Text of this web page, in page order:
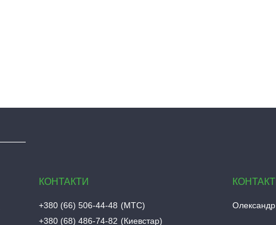
+380 (66) 506-44-48
МТС
+380 (68) 486-74-82
Киевстар
Олександр